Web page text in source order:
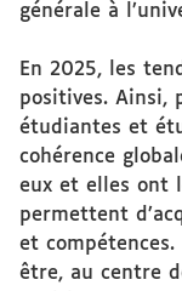
générale à
En 2025, les
positives. Ainsi,
étudiantes et
cohérence
eux et elles ont
permettent
et
être, au centre